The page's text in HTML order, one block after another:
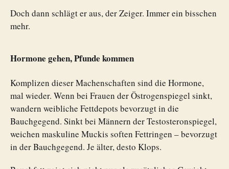
Doch dann schlägt er aus, der Zeiger. Immer ein bisschen
mehr.
Hormone gehen, Pfunde kommen
Komplizen dieser Machenschaften sind die Hormone,
mal wieder. Wenn bei Frauen der Östrogenspiegel sinkt,
wandern weibliche Fettdepots bevorzugt in die
Bauchgegend. Sinkt bei Männern der Testosteronspiegel,
weichen maskuline Muckis soften Fettringen – bevorzugt
in der Bauchgegend. Je älter, desto Klops.